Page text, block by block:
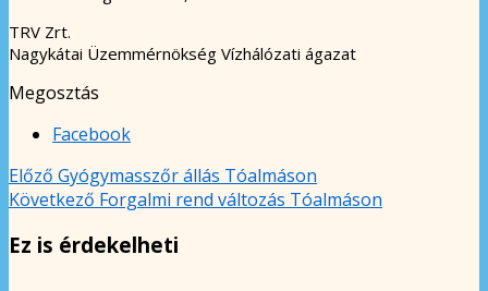
TRV Zrt.
Nagykátai Üzemmérnökség Vízhálózati ágazat
Megosztás
Facebook
Előző Gyógymasszőr állás Tóalmáson
Következő Forgalmi rend változás Tóalmáson
Ez is érdekelheti